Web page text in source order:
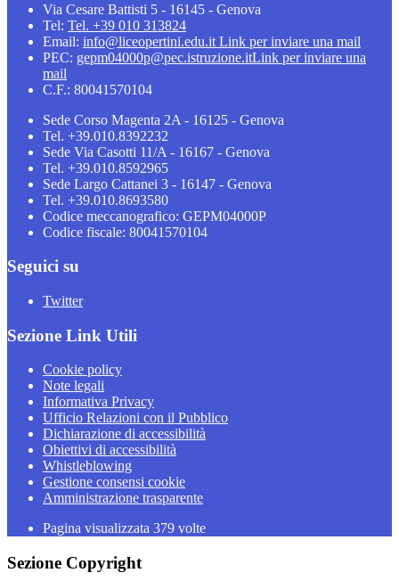
Via Cesare Battisti 5 - 16145 - Genova
Tel: Tel. +39 010 313824
Email: info@liceopertini.edu.it Link per inviare una mail
PEC: gepm04000p@pec.istruzione.itLink per inviare una
mail
C.F.: 80041570104
Sede Corso Magenta 2A - 16125 - Genova
Tel. +39.010.8392232
Sede Via Casotti 11/A - 16167 - Genova
Tel. +39.010.8592965
Sede Largo Cattanei 3 - 16147 - Genova
Tel. +39.010.8693580
Codice meccanografico: GEPM04000P
Codice fiscale: 80041570104
Seguici su
Twitter
Sezione Link Utili
Cookie policy
Note legali
Informativa Privacy
Ufficio Relazioni con il Pubblico
Dichiarazione di accessibilità
Obiettivi di accessibilità
Whistleblowing
Gestione consensi cookie
Amministrazione trasparente
Pagina visualizzata 379 volte
Sezione Copyright